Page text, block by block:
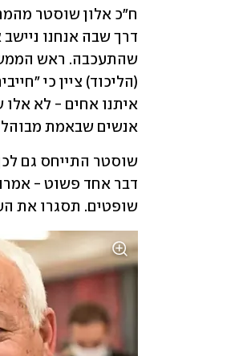
אנשים שבאמת
שופטים. תסגרו את